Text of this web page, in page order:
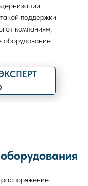
поддержки
компаниям,
оборудование